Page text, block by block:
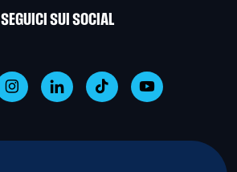
SEGUICI SUI SOCIAL